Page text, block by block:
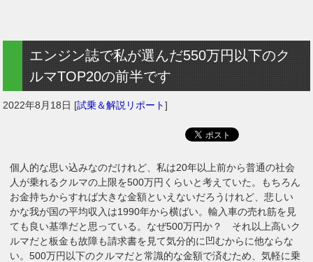
エンジン誌で私が選んだ550万円以下のク
ルマTOP20の前半です
2022年8月18日 [試乗＆解説リポート]
個人的な思い込みなのだけれど、私は20年以上前から普通の社会
人が乗れるクルマの上限を500万円くらいと考えていた。もちろん
お金持ちからすれば大きな金額といえないだろうけれど、悲しい
かな我が国の平均収入は1990年から横ばい。輸入車の売れ筋を見
ても良い基準だと思っている。なぜ500万円か？ それ以上高いク
ルマだと板金も故障も請求書を見て気分的に凹むからに他ならな
い。500万円以下のクルマだと常識的な金額で済むため、気軽に乗